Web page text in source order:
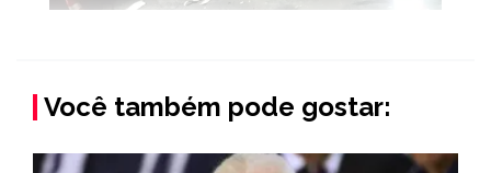
Você também pode gostar: